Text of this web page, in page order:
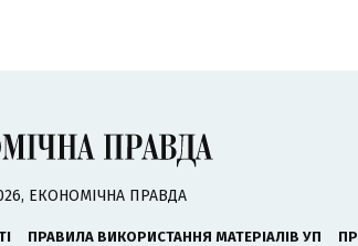
ЕКОНОМІЧНА ПРАВДА
ПРАВИЛА ВИКОРИСТАННЯ МАТЕРІАЛІВ УП